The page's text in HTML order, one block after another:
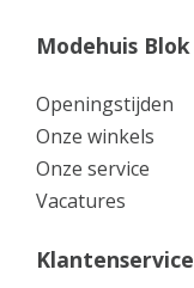
Modehuis Blok
Openingstijden
Onze winkels
Onze service
Vacatures
Klantenservice